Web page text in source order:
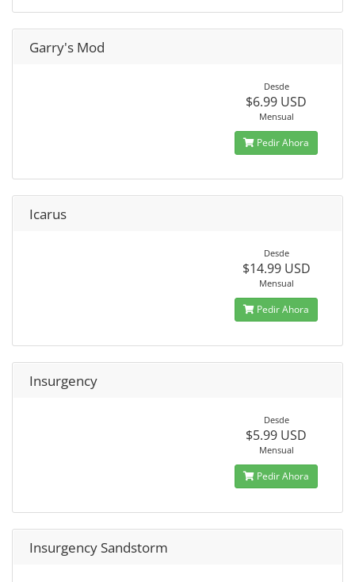
Garry's Mod
Desde
$6.99 USD
Mensual
Pedir Ahora
Icarus
Desde
$14.99 USD
Mensual
Pedir Ahora
Insurgency
Desde
$5.99 USD
Mensual
Pedir Ahora
Insurgency Sandstorm